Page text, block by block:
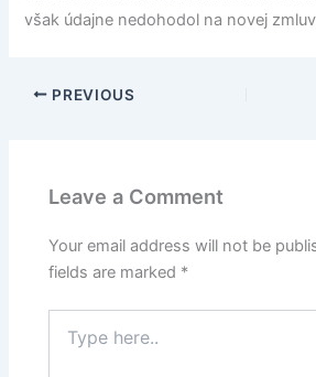
však údajne nedohodol na novej
PREVIOUS
Leave a Comment
Your email address will not be
fields are marked *
here..